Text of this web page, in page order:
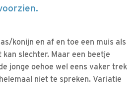
konijn en af en toe een muis als
kan slechter. Maar een beetje
jonge oehoe wel eens vaker trek
niet te spreken. Variatie